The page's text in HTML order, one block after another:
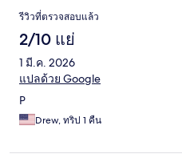
รีวิว
รีวิวที่ตรวจสอบแล้ว
2/10 แย่
1 มี.ค. 2026
แปลด้วย Google
P
Drew, ทริป 1 คืน